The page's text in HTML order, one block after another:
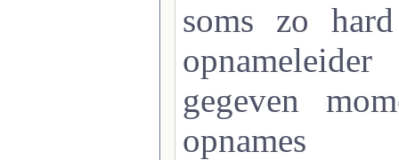
soms zo
gegeven